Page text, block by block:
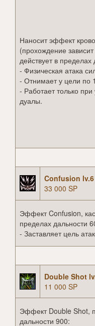
Наносит эффект
(прохождение
действует в
- Физическая атака
- Отнимает у цели по
- Работает только
дуалы.
Confusion lv.6
33 000 SP
Эффект Confusion,
пределах дальности
- Заставляет цель
Double Shot
11 000 SP
Эффект Double Shot,
дальности 900: